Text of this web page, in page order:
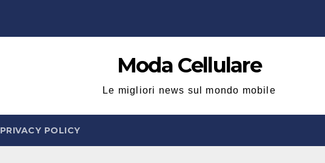
Moda Cellulare
Le migliori news sul mondo mobile
PRIVACY POLICY